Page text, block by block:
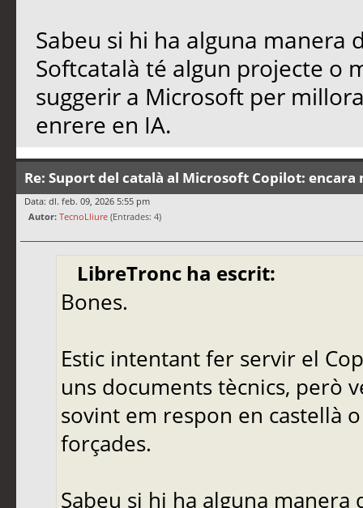
Sabeu si hi ha alguna manera
Softcatalà té algun projecte o
suggerir a Microsoft per
enrere en IA.
Re: Suport del català al Microsoft Copilot:
Data: dl. feb. 09, 2026 5:55 pm
Autor: TecnoLliure (Entrades: 4)
LibreTronc ha escrit:
Bones.
Estic intentant fer servir el
uns documents tècnics, però
sovint em respon en castellà
forçades.
Sabeu si hi ha alguna